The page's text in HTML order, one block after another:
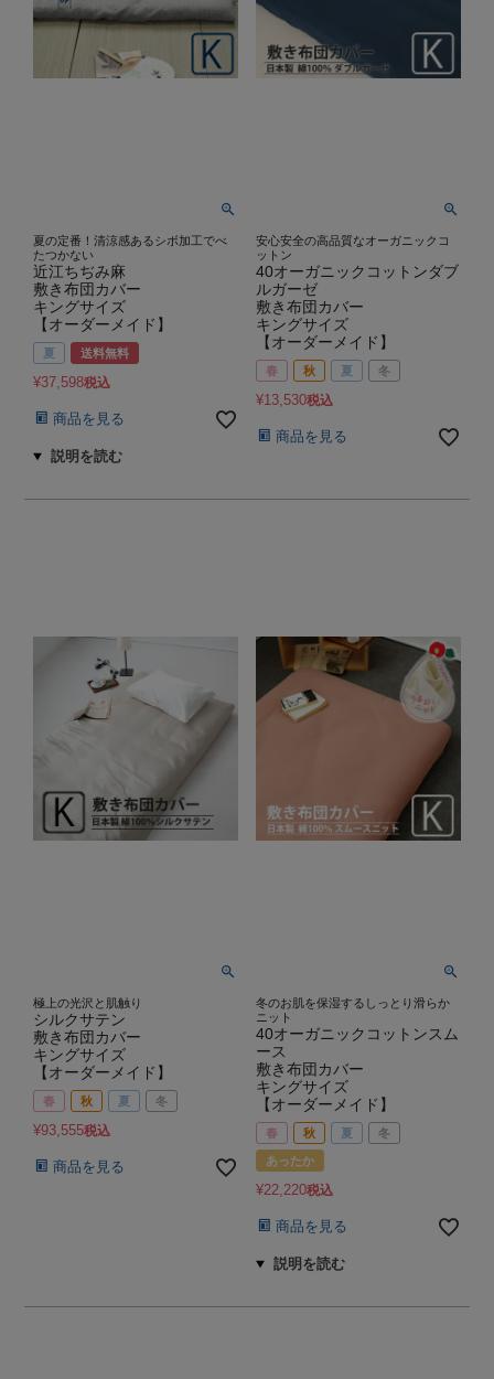
夏の定番！清涼感あるシボ加工でべ
たつかない
近江ちぢみ麻
敷き布団カバー
キングサイズ
【オーダーメイド】
夏 送料無料
¥37,598税込
商品を見る
安心安全の高品質なオーガニックコ
ットン
40オーガニックコットンダブ
ルガーゼ
敷き布団カバー
キングサイズ
【オーダーメイド】
春 秋 夏 冬
¥13,530税込
商品を見る
極上の光沢と肌触り
シルクサテン
敷き布団カバー
キングサイズ
【オーダーメイド】
春 秋 夏 冬
¥93,555税込
商品を見る
冬のお肌を保湿するしっとり滑らか
ニット
40オーガニックコットンスム
ース
敷き布団カバー
キングサイズ
【オーダーメイド】
春 秋 夏 冬
あったか
¥22,220税込
商品を見る